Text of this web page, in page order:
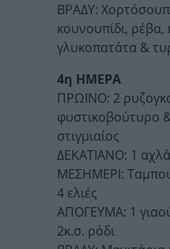
ΒΡΑΔΥ:
κουνουπίδι, ρέβα,
γλυκοπατάτα &
4η ΗΜΕΡΑ
ΠΡΩΙΝΟ: 2
φυστικοβούτυρο
στιγμιαίος
ΔΕΚΑΤΙΑΝΟ: 1
ΜΕΣΗΜΕΡΙ:
4 ελιές
ΑΠΟΓΕΥΜΑ: 1
2κ.σ. ρόδι